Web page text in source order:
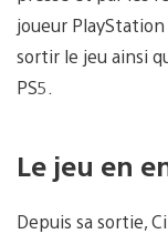
joueur
sortir le jeu ainsi
PS5.
Le jeu en
Depuis sa sortie,